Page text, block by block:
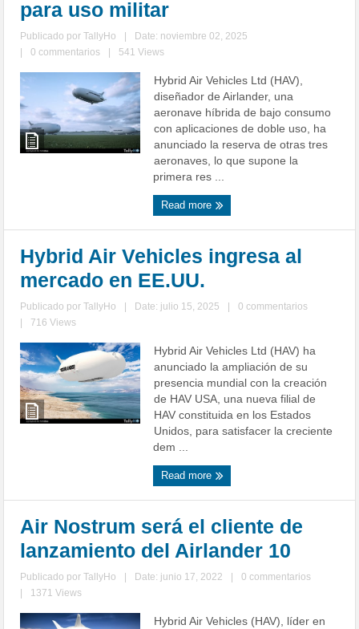
para uso militar
Publicado porTallyHo
Date: noviembre 02, 2025
0 commentarios 541 Views
Hybrid Air Vehicles Ltd (HAV),
diseñador de Airlander, una
aeronave híbrida de bajo consumo
con aplicaciones de doble uso, ha
anunciado la reserva de otras tres
aeronaves, lo que supone la
primera res ...
Read more
Hybrid Air Vehicles ingresa al
mercado en EE.UU.
Publicado porTallyHo Date: julio 15, 2025
0 commentarios
716 Views
Hybrid Air Vehicles Ltd (HAV) ha
anunciado la ampliación de su
presencia mundial con la creación
de HAV USA, una nueva filial de
HAV constituida en los Estados
Unidos, para satisfacer la creciente
dem ...
Read more
Air Nostrum será el cliente de
lanzamiento del Airlander 10
Publicado porTallyHo Date: junio 17, 2022
0 commentarios
1371 Views
Hybrid Air Vehicles (HAV), líder en